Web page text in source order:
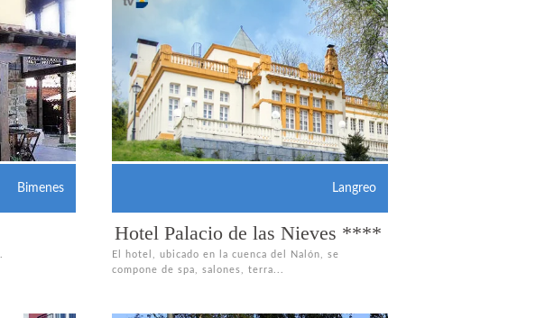
Bimenes Langreo
Hotel Palacio de las Nieves ****
El hotel, ubicado en la cuenca del Nalón, se
compone de spa, salones, terra...